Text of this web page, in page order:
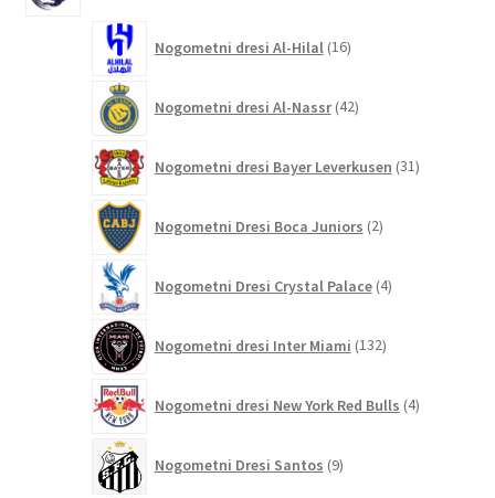
Nogometni dresi Al-Hilal 16izdelkov
Nogometni dresi Al-Nassr 42izdelkov
Nogometni dresi Bayer Leverkusen 31izdelkov
Nogometni Dresi Boca Juniors 2izdelka
Nogometni Dresi Crystal Palace 4izdelki
Nogometni dresi Inter Miami 132izdelkov
Nogometni dresi New York Red Bulls 4izdelki
Nogometni Dresi Santos 9izdelkov